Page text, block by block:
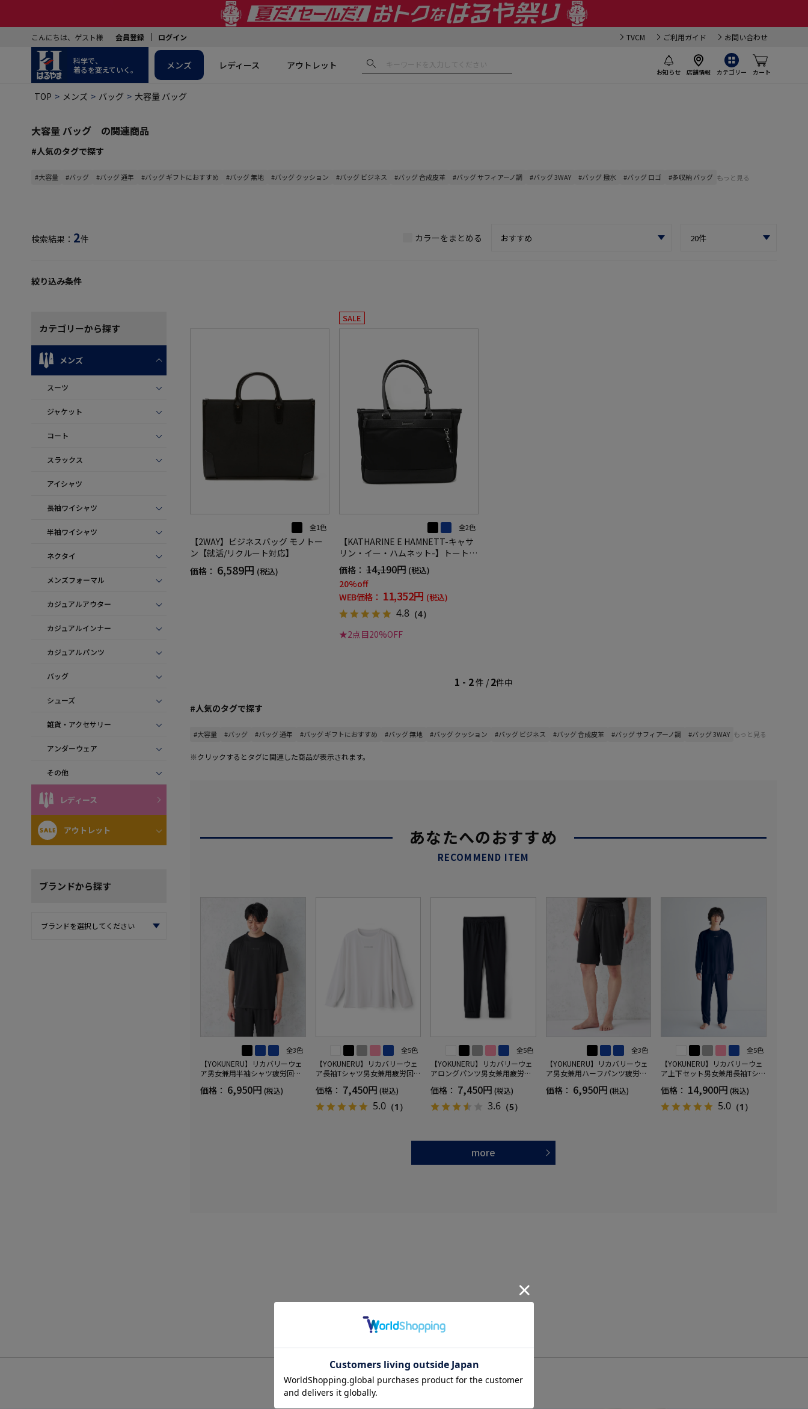
こんにちは、ゲスト様 会員登録 ログイン TVCM ご利用ガイド お問い合わせ
科学で、
着るを変えていく。
お知らせ 店舗情報 カテゴリー カート
メンズ レディース アウトレット
TOP メンズ バッグ 大容量 バッグ
大容量 バッグ の関連商品
#人気のタグで探す
#大容量 #バッグ #バッグ 通年 #バッグ ギフトにおすすめ #バッグ 無地 #バッグ クッション #バッグ ビジネス #バッグ 合成皮革 #バッグ サフィアーノ調 #バッグ 3WAY #バッグ 撥水 #バッグ ロゴ #多収納 バッグ もっと見る
検索結果： 2件 カラーをまとめる
絞り込み条件
カテゴリーから探す
メンズ
スーツ
ジャケット
コート
スラックス
アイシャツ
長袖ワイシャツ
半袖ワイシャツ
ネクタイ
メンズフォーマル
カジュアルアウター
カジュアルインナー
カジュアルパンツ
バッグ
シューズ
雑貨・アクセサリー
アンダーウェア
その他
レディース
アウトレット
ブランドから探す
全1色
【2WAY】ビジネスバッグ モノトー
ン【就活/リクルート対応】
価格： 6,589円 (税込)
SALE
全2色
【KATHARINE E HAMNETT-キャサ
リン・イー・ハムネット-】トートバ
ック ナイロン×サフィアーノ調 多収
納 無地 通年
価格： 14,190円 (税込)
20%off
WEB価格： 11,352円 (税込)
4.8 （4）
★2点目20%OFF
1 - 2件 / 2件中
#人気のタグで探す
#大容量 #バッグ #バッグ 通年 #バッグ ギフトにおすすめ #バッグ 無地 #バッグ クッション #バッグ ビジネス #バッグ 合成皮革 #バッグ サフィアーノ調 #バッグ 3WAY もっと見る
※クリックするとタグに関連した商品が表示されます。
あなたへのおすすめ
RECOMMEND ITEM
全3色
【YOKUNERU】リカバリーウェ
ア男女兼用半袖シャツ疲労回復
(R)【一般医療機器】SS～LLサイ
価格： 6,950円 (税込)
全5色
【YOKUNERU】リカバリーウェ
ア長袖Tシャツ男女兼用疲労回復
(R)【一般医療機器】SS～LLサイ
ズ
価格： 7,450円 (税込)
5.0（1）
全5色
【YOKUNERU】リカバリーウェ
アロングパンツ男女兼用疲労回
IX(R)【一般医療機器】SS～LLサ
イズ
価格： 7,450円 (税込)
3.6 （5）
全3色
【YOKUNERU】リカバリーウェ
ア男女兼用ハーフパンツ疲労回
IX(R)【一般医療機器】SS～LLサ
価格： 6,950円 (税込)
全5色
【YOKUNERU】リカバリーウェ
ア上下セット男女兼用長袖Tシャ
進遠赤外線快眠NANOMIX(R)【一
般医療機器】SS～LLサイズ
価格： 14,900円 (税込)
5.0 （1）
more
OFFICIAL SNS